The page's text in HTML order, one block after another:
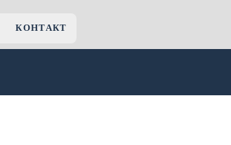
КОНТАКТ